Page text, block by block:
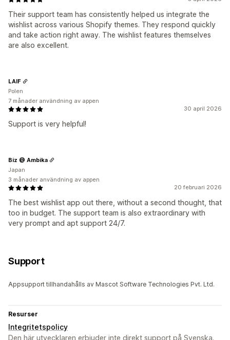
Their support team has consistently helped us integrate the
wishlist across various Shopify themes. They respond quickly
and take action right away. The wishlist features themselves
are also excellent.
30 april 2026
Support is very helpful!
LAIF
Polen
7 månader användning av appen
20 februari 2026
The best wishlist app out there, without a second thought, that
too in budget. The support team is also extraordinary with
very prompt and apt support 24/7.
Biz @ Ambika
Japan
3 månader användning av appen
Support
Appsupport tillhandahålls av Mascot Software Technologies Pvt. Ltd.
Resurser
Integritetspolicy
Den här utvecklaren erbjuder inte direkt support på Svenska.